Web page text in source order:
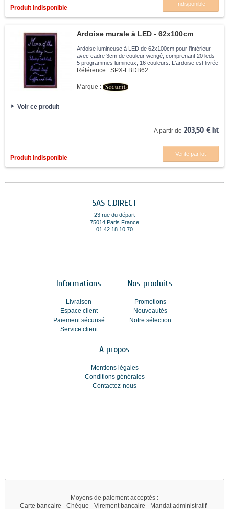
Produit indisponible
Indisponible
Ardoise murale à LED - 62x100cm
Ardoise lumineuse à LED de 62x100cm pour l'intérieur
avec cadre 3cm de couleur wengé, comprenant 20 leds
5 programmes lumineux, 16 couleurs. L'ardoise est livrée
avec une télécommande et un feutre-craie.
Référence : SPX-LBDB62
Marque :
Voir ce produit
A partir de 203,50 € ht
Produit indisponible
Vente par lot
SAS C.DIRECT
23 rue du départ
75014 Paris France
01 42 18 10 70
Informations
Livraison
Espace client
Paiement sécurisé
Service client
Nos produits
Promotions
Nouveautés
Notre sélection
A propos
Mentions légales
Conditions générales
Contactez-nous
Moyens de paiement acceptés :
Carte bancaire - Chèque - Virement bancaire - Mandat administratif